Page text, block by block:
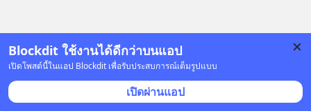
Blockdit ใช้งานได้ดีกว่าบนแอป
เปิดโพสต์นี้ในแอป Blockdit เพื่อรับประสบการณ์เต็มรูปแบบ
เปิดผ่านแอป